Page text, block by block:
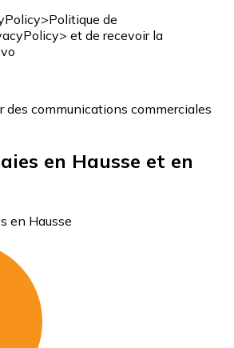
de
et de recevoir la
des communications commerciales
en Hausse et en
en Hausse